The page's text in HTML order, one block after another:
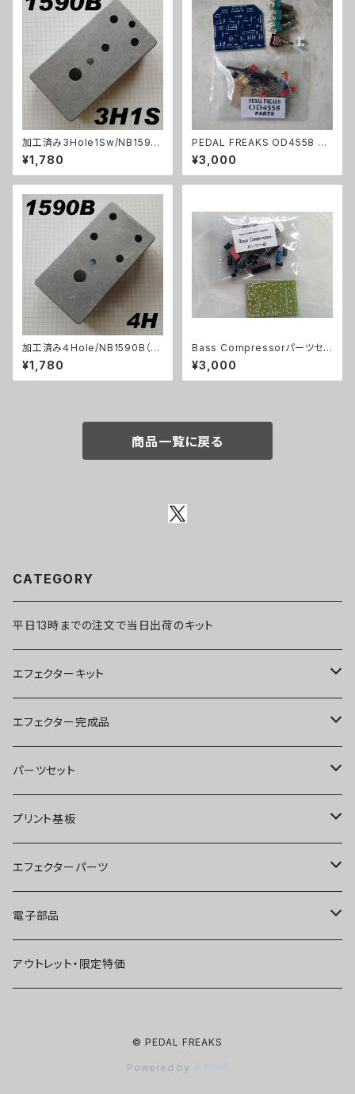
加工済み3Hole1Sw/NB1590
B（112x61x32mm）アルミダイ
キャストケース
¥1,780
PEDAL FREAKS OD4558 パ
ーツセット
¥3,000
加工済み４Hole/NB1590B（11
2x61x32mm）アルミダイキャス
トケース
¥1,780
Bass Compressorパーツセッ
ト
¥3,000
商品一覧に戻る
CATEGORY
平日13時までの注文で当日出荷のキット
エフェクターキット
ブースター
オーバードライブ
ディストーション
ファズ
プリアンプ
空間系
エフェクター完成品
ブースター
オーバードライブ
ディストーション
ファズ
空間系
パーツセット
ブースター
オーバードライブ
ディストーション
ファズ
プリント基板
オーバードライブ
ディストーション
ファズ
エフェクターパーツ
スイッチ
ジャック
電子部品
IC
アウトレット・限定特価
© PEDAL FREAKS
Powered by